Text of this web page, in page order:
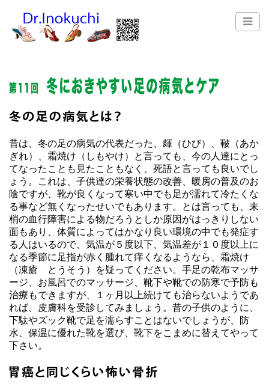
昔は、冬の足の病気の代表だった、皹（ひび）、皸（あか
ぎれ）、霜焼け（しもやけ）と言っても、今の人達にとっ
てなったことも見たこともなく、死語と言っても良いでし
ょう。これは、子供達の栄養状態の改善、暖房の普及のお
陰ですが、靴が良くなって寒い中でも足が濡れて冷たくな
る事など無くなったせいでもあります。とは言っても、末
梢の血行障害による物だろうとしか原因がはっきりしない
面もあり、体質によってはかなり良い環境の中でも発症す
る人はいるので、気温が５度以下、気温差が１０度以上に
なる季節に足指が赤く腫れて痒くなるようなら、霜焼け
（凍瘡 とうそう）を疑ってください。手足の乾布マッサ
ージ、お風呂でのマッサージ、靴下や靴での防寒で予防も
治療もできますが、１ヶ月以上続けても治らないようであ
れば、皮膚科を受診してみましょう。昔の子供のように、
下駄やズック靴で足を濡らすことはないでしょうが、防
水、保温に優れた靴を選び、靴下をこまめに替えてやって
下さい。